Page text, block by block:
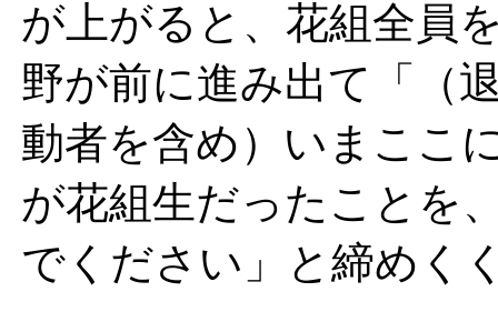
が上がると、花組全員
野が前に進み出て「（
動者を含め）いまここ
が花組生だったことを
でください」と締めく